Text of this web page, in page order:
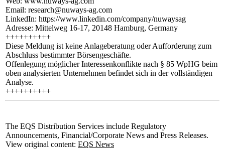
Email: research@nuways-ag.com
LinkedIn: https://www.linkedin.com/company/nuwaysag
Adresse: Mittelweg 16-17, 20148 Hamburg, Germany
++++++++++
Diese Meldung ist keine Anlageberatung oder Aufforderung zum
Abschluss bestimmter Börsengeschäfte.
Offenlegung möglicher Interessenkonflikte nach § 85 WpHG beim
oben analysierten Unternehmen befindet sich in der vollständigen
Analyse.
++++++++++
The EQS Distribution Services include Regulatory
Announcements, Financial/Corporate News and Press Releases.
View original content: EQS News